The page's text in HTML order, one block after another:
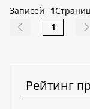
Записей 1
1
Рейтинг